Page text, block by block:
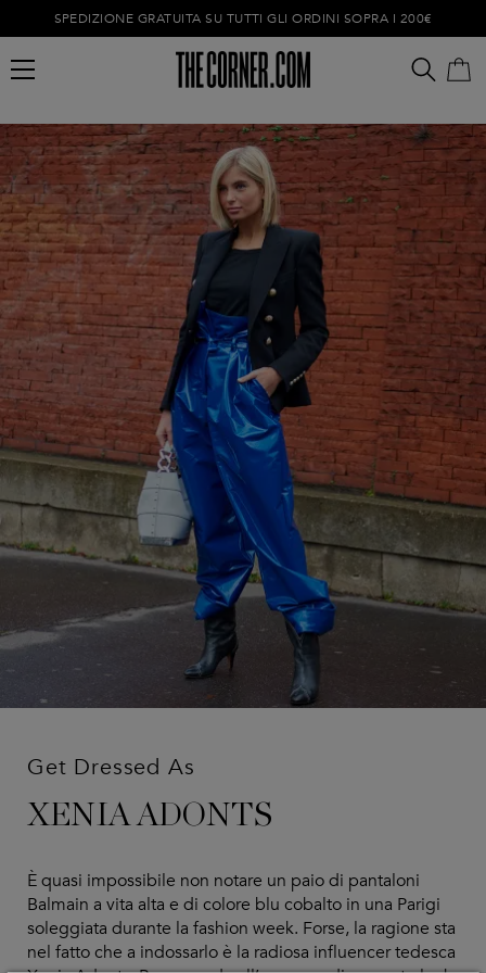
SPEDIZIONE GRATUITA SU TUTTI GLI ORDINI SOPRA I 200€
Carrello vuoto
Get Dressed As
XENIA ADONTS
È quasi impossibile non notare un paio di pantaloni
Balmain a vita alta e di colore blu cobalto in una Parigi
soleggiata durante la fashion week. Forse, la ragione sta
nel fatto che a indossarlo è la radiosa influencer tedesca